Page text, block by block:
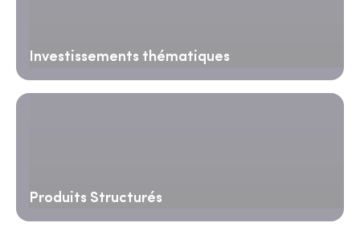
Investissements thématiques
Produits Structurés